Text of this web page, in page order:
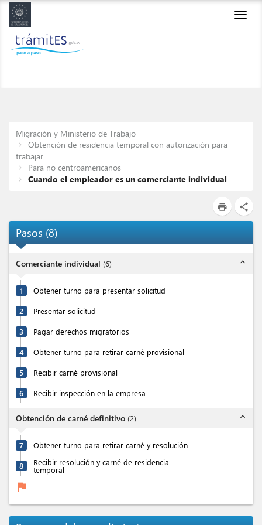
Migración y Ministerio de Trabajo
Obtención de residencia temporal con autorización para
trabajar
Para no centroamericanos
Cuando el empleador es un comerciante individual
print share
Pasos (8)
Comerciante individual (6) expand_less
1 Obtener turno para presentar solicitud
2 Presentar solicitud
3 Pagar derechos migratorios
4 Obtener turno para retirar carné provisional
5 Recibir carné provisional
6 Recibir inspección en la empresa
Obtención de carné definitivo (2) expand_less
7 Obtener turno para retirar carné y resolución
8 Recibir resolución y carné de residencia
temporal
flag